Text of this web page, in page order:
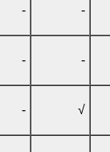
-
-
-
-
√
-